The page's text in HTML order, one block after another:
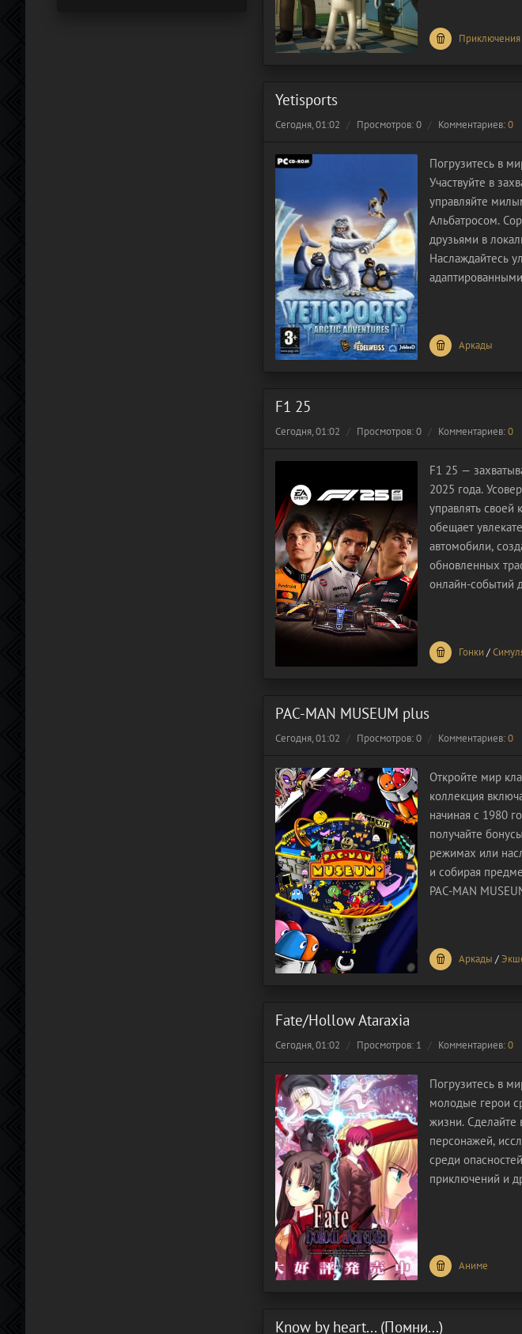
Приключения
Yetisports
Сегодня, 01:02 Просмотров: 0 Комментариев:0
Погрузитесь в
Участвуйте в
управляйте
Альбатросом.
друзьями в
Наслаждайтесь
Аркады
F1 25
Сегодня, 01:02 Просмотров: 0 Комментариев:0
F1 25 —
2025 года.
управлять
обещает
автомобили,
обновленных
онлайн-событий
Гонки /
PAC-MAN MUSEUM plus
Сегодня, 01:02 Просмотров: 0 Комментариев:0
Откройте мир
коллекция
начиная с 1980
получайте
режимах или
и собирая
PAC-MAN
Аркады /
Fate/Hollow Ataraxia
Сегодня, 01:02 Просмотров: 1 Комментариев:0
Погрузитесь в
молодые герои
жизни.
персонажей,
среди
приключений и
Аниме
Know by heart... (Помни...)